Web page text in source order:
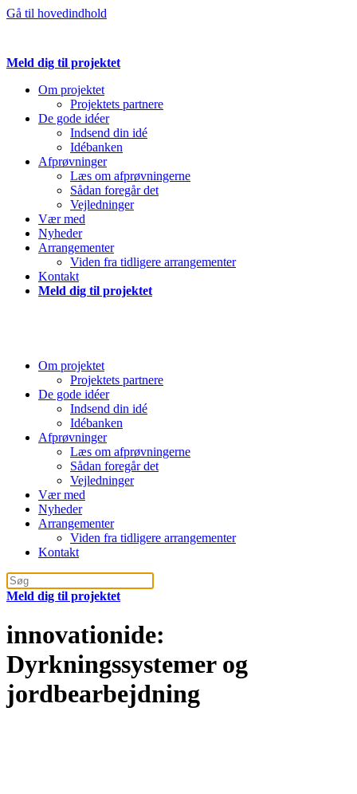
Gå til hovedindhold
Meld dig til projektet
Om projektet
Projektets partnere
De gode idéer
Indsend din idé
Idébanken
Afprøvninger
Læs om afprøvningerne
Sådan foregår det
Vejledninger
Vær med
Nyheder
Arrangementer
Viden fra tidligere arrangementer
Kontakt
Meld dig til projektet
Om projektet
Projektets partnere
De gode idéer
Indsend din idé
Idébanken
Afprøvninger
Læs om afprøvningerne
Sådan foregår det
Vejledninger
Vær med
Nyheder
Arrangementer
Viden fra tidligere arrangementer
Kontakt
Meld dig til projektet
innovationide:
Dyrkningssystemer og
jordbearbejdning